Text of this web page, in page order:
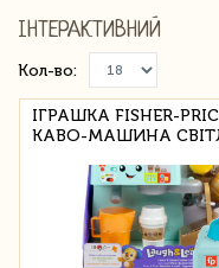
ІНТЕРАКТИВНИЙ
Кол-во:
ІГРАШКА FISHER-
КАВО-МАШИНА